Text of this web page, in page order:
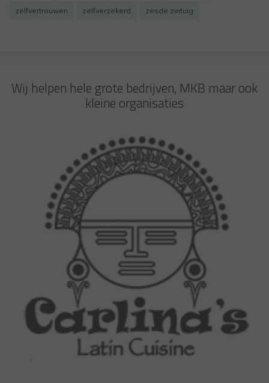
zelfvertrouwen zelfverzekerd zesde zintuig
Wij helpen hele grote bedrijven, MKB maar ook
kleine organisaties